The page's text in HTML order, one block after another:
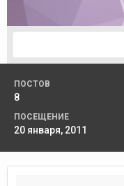
ПОСТОВ
8
ПОСЕЩЕНИЕ
20 января, 2011